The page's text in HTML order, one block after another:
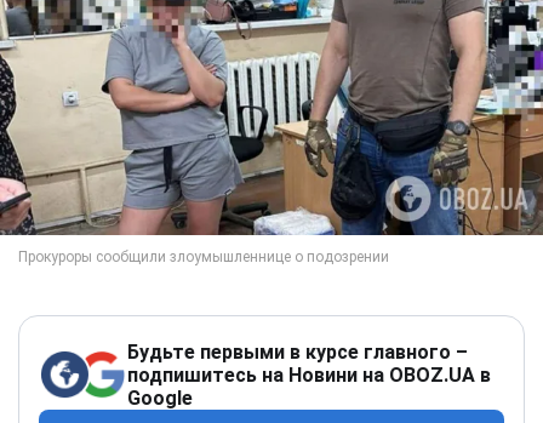
Будьте первыми в курсе главного –
подпишитесь на Новини на OBOZ.UA в
Google